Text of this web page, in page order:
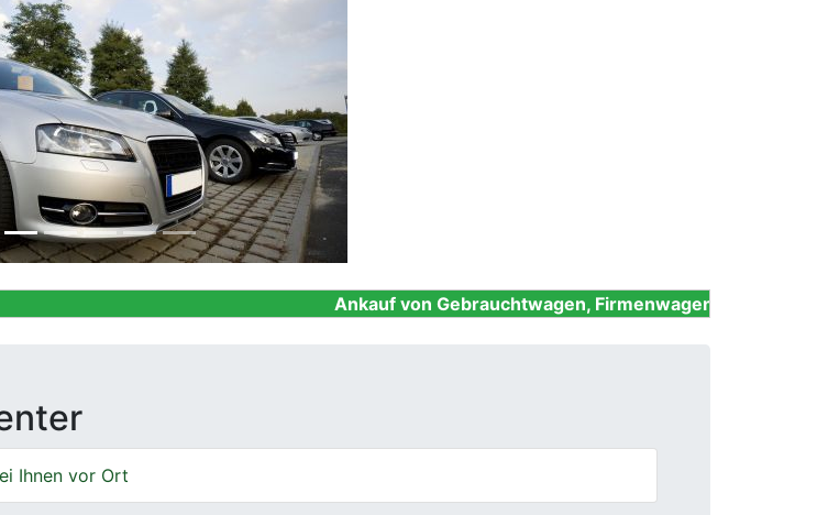
Ankauf von Gebrauchtwagen, Firmenwagen, Unfallwagen,
Ihnen vor Ort